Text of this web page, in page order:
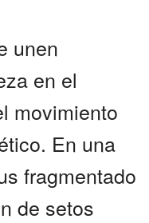
unen
en el
movimiento
En una
fragmentado
de setos